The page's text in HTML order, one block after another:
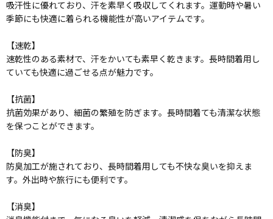
吸汗性に優れており、汗を素早く吸収してくれます。運動時や暑い
季節にも快適に着られる機能性が高いアイテムです。
【速乾】
速乾性のある素材で、汗をかいても素早く乾きます。長時間着用し
ていても快適に過ごせる点が魅力です。
【抗菌】
抗菌効果があり、細菌の繁殖を防ぎます。長時間着ても清潔な状態
を保つことができます。
【防臭】
防臭加工が施されており、長時間着用しても不快な臭いを抑えま
す。外出時や旅行にも便利です。
【消臭】